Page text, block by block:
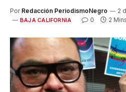
Por Redacción PeriodismoNegro 2
BAJA CALIFORNIA 0 2